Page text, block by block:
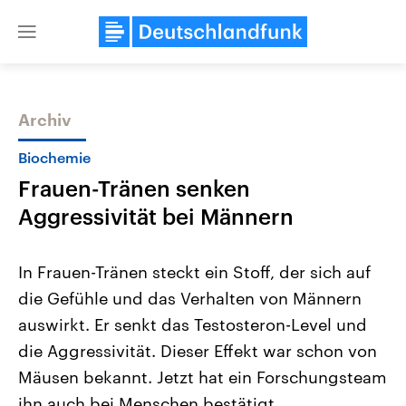
Close
Themen
Landtagswahl Sachsen-Anhalt
2026
Alle Informationen
Sachsen-Anhalt wählt am 6.
September 2026 einen neuen
Landtag. Seit 2021 wird das
Bundesland von einer Koalition aus
Aktuelle Beiträge,
Hintergründe
Wirtschaftlich und
gehören die Vereinigten
den mächtigsten Ländern
mit großem Einfluss auf
Archiv
Biochemie
Frauen-Tränen senken
Aggressivität bei Männern
In Frauen-Tränen steckt ein Stoff, der sich auf
die Gefühle und das Verhalten von Männern
auswirkt. Er senkt das Testosteron-Level und
die Aggressivität. Dieser Effekt war schon von
Mäusen bekannt. Jetzt hat ein Forschungsteam